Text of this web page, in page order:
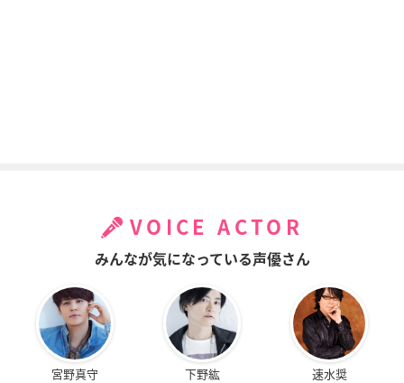
映画かいけつぞろり
まもるぜ！きょうり
映画ドラえもん のび
太のひみつ道具博物
映画かいけつゾロリ
だ・だ・だ・だいぼ
VOICE ACTOR
みんなが気になっている声優さん
宮野真守 下野紘 速水奨